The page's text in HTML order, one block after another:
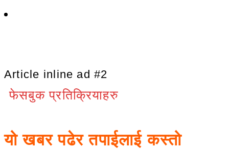
Article inline ad #2
फेसबुक प्रतिक्रियाहरु
यो खबर पढेर तपाईलाई कस्तो